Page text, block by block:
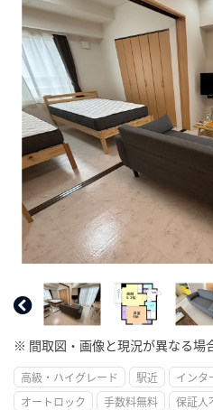
※ 間取図・画像と現況が異なる場
高級・ハイグレード 駅近 インタ
オートロック
手数料無料 保証人